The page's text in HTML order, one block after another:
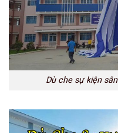
Dù che sự kiện